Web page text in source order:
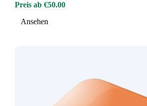
Preis ab €50.00
Ansehen